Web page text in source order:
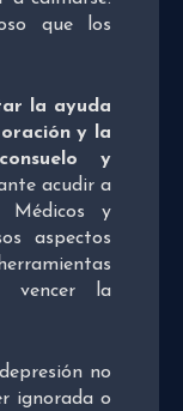
que los
la ayuda
y la
y
acudir a
Médicos y
aspectos
vencer la
no
ignorada o